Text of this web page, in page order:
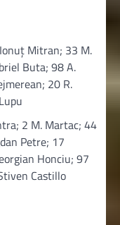
Mitran; 33 M.
Buta; 98 A.
20 R.
2 M. Martac; 44
Petre; 17
Honciu; 97
Castillo